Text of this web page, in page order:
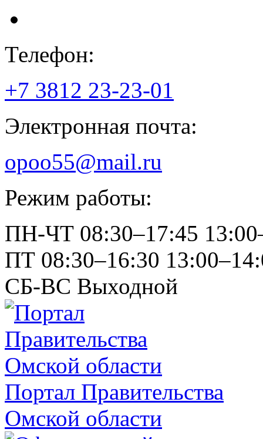
Телефон:
+7 3812 23-23-01
Электронная почта:
opoo55@mail.ru
Режим работы:
ПН-ЧТ 08:30–17:45
ПТ 08:30–16:30
СБ-ВС Выходной
Портал Правительства
Омской области